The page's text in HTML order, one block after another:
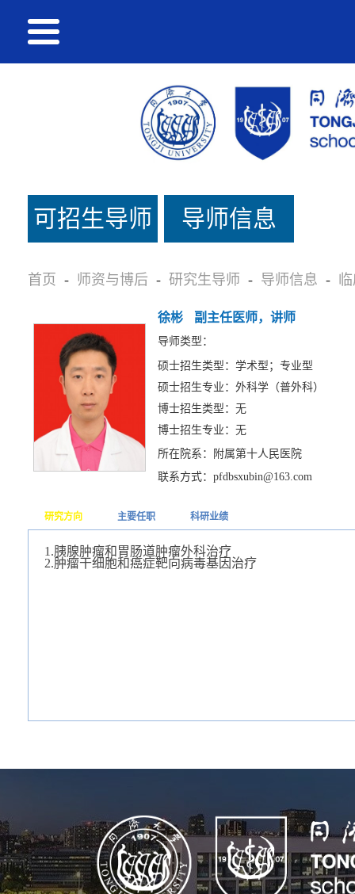
可招生导师
名单
导师信息
首页 - 师资与博后 - 研究生导师 - 导师信息 -
徐彬 副主任医师，讲师
导师类型：
硕士招生类型：学术型；专业型
硕士招生专业：外科学（普外科）
博士招生类型：无
博士招生专业：无
所在院系：附属第十人民医院
联系方式：pfdbsxubin@163.com
研究方向 主要任职 科研业绩
1.胰腺肿瘤和胃肠道肿瘤外科治疗
2.肿瘤干细胞和癌症靶向病毒基因治疗